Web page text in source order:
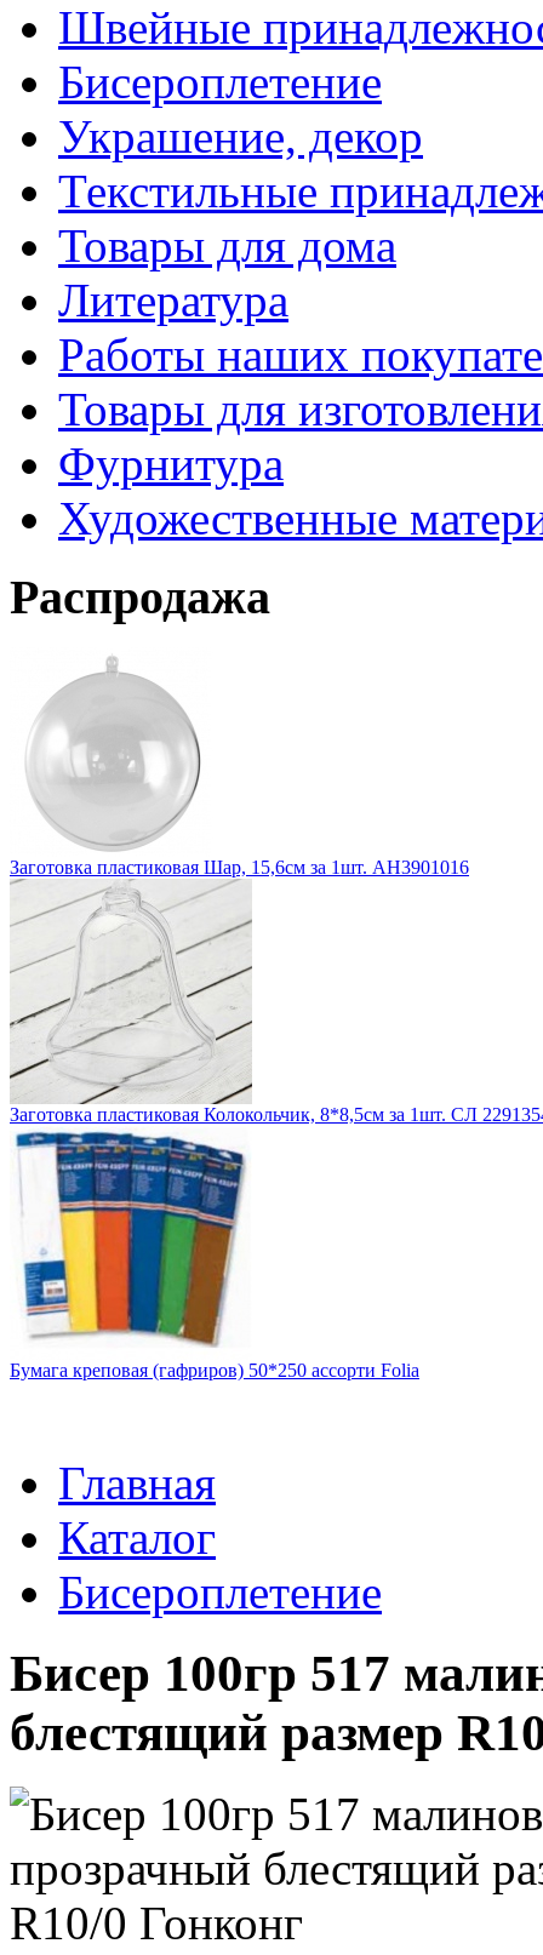
Швейные
Бисероплетение
Украшение, декор
Текстильные
Товары для дома
Литература
Работы наших
Товары для
Фурнитура
Художественные
Распродажа
Заготовка пластиковая Шар, 15,6см за 1шт. АН3901016
Заготовка пластиковая Колокольчик, 8*8,5см за 1шт. СЛ
Бумага креповая (гафриров) 50*250 ассорти Folia
Главная
Каталог
Бисероплетение
Бисер 100гр 517
блестящий размер